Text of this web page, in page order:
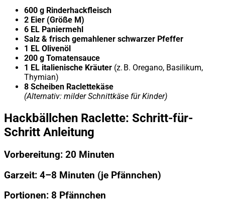
600 g Rinderhackfleisch
2 Eier (Größe M)
6 EL Paniermehl
Salz & frisch gemahlener schwarzer Pfeffer
1 EL Olivenöl
200 g Tomatensauce
1 EL italienische Kräuter (z. B. Oregano, Basilikum,
Thymian)
8 Scheiben Raclettekäse
(Alternativ: milder Schnittkäse für Kinder)
Hackbällchen Raclette: Schritt-für-
Schritt Anleitung
Vorbereitung: 20 Minuten
Garzeit: 4–8 Minuten (je Pfännchen)
Portionen: 8 Pfännchen